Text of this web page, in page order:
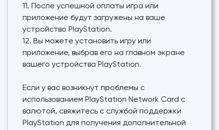
11. После успешной оплаты игра или
приложение будут загружены на ваше
устройство PlayStation.
12. Вы можете установить игру или
приложение, выбрав его на главном экране
вашего устройства PlayStation.
Если у вас возникнут проблемы с
использованием PlayStation Network Card с
валютой, свяжитесь с службой поддержки
PlayStation для получения дополнительной